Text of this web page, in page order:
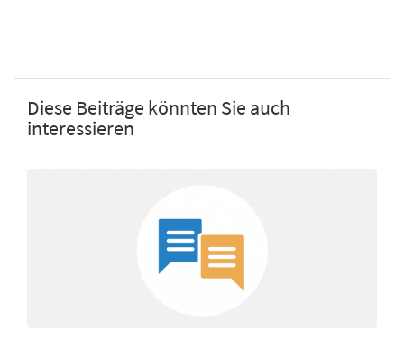
Diese Beiträge könnten Sie auch
interessieren